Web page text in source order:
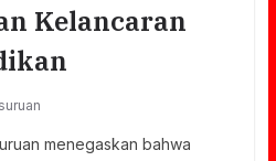
Kelancaran
menegaskan bahwa